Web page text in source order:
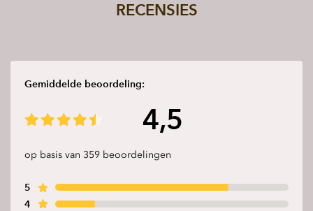
RECENSIES
Gemiddelde beoordeling:
4,5
op basis van 359 beoordelingen
5
4